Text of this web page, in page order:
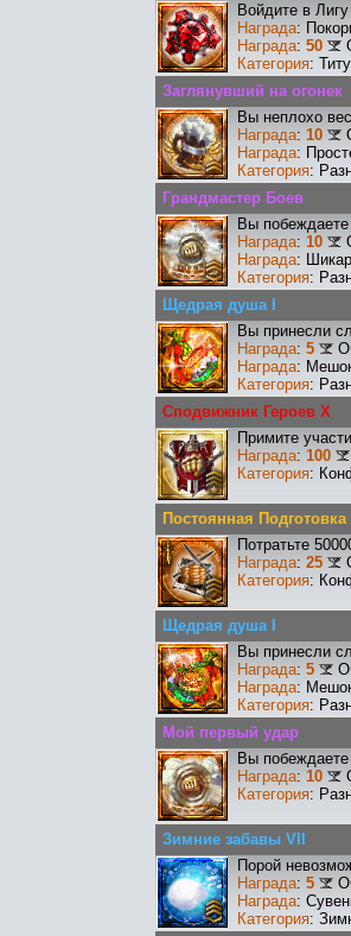
Войдите в
Награда:
Награда: 50
Категория:
Заглянувший на огонек
Вы неплохо
Награда: 10
Награда:
Категория:
Грандмастер Боев
Вы
Награда: 10
Награда:
Категория:
Щедрая душа I
Вы принесли
Награда: 5
Награда:
Категория:
Сподвижник Героев X
Примите
Награда: 100
Категория:
Постоянная
Потратьте
Награда: 25
Категория:
Щедрая душа I
Вы принесли
Награда: 5
Награда:
Категория:
Мой первый удар
Вы
Награда: 10
Категория:
Зимние забавы VII
Порой
Награда: 5
Награда:
Категория: